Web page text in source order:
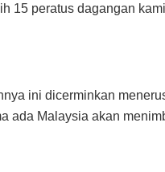
15 peratus dagangan
ini dicerminkan
ada Malaysia akan